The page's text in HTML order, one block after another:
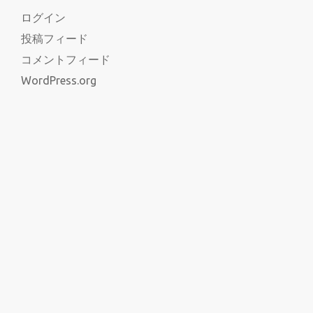
ログイン
投稿フィード
コメントフィード
WordPress.org